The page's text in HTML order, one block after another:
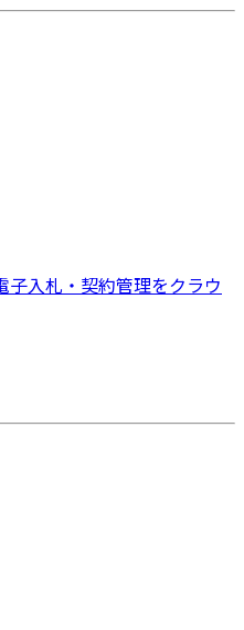
入札・契約管理をクラウ